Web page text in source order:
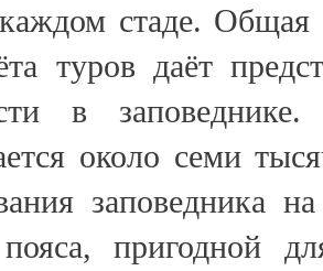
стаде. Общая
туров даёт
в
около семи
заповедника
пояса, пригодной